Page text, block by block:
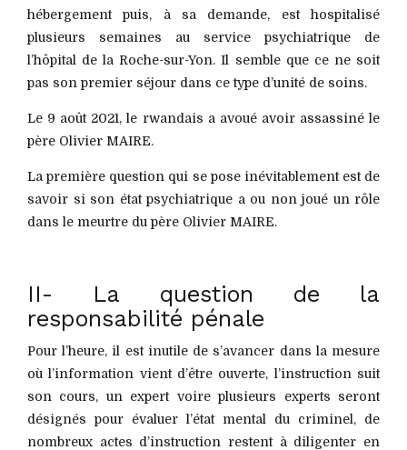
hébergement puis, à sa demande, est hospitalisé
plusieurs semaines au service psychiatrique de
l’hôpital de la Roche-sur-Yon. Il semble que ce ne soit
pas son premier séjour dans ce type d’unité de soins.
Le 9 août 2021, le rwandais a avoué avoir assassiné le
père Olivier MAIRE.
La première question qui se pose inévitablement est de
savoir si son état psychiatrique a ou non joué un rôle
dans le meurtre du père Olivier MAIRE.
II- La question de la
responsabilité pénale
Pour l’heure, il est inutile de s’avancer dans la mesure
où l’information vient d’être ouverte, l’instruction suit
son cours, un expert voire plusieurs experts seront
désignés pour évaluer l’état mental du criminel, de
nombreux actes d’instruction restent à diligenter en